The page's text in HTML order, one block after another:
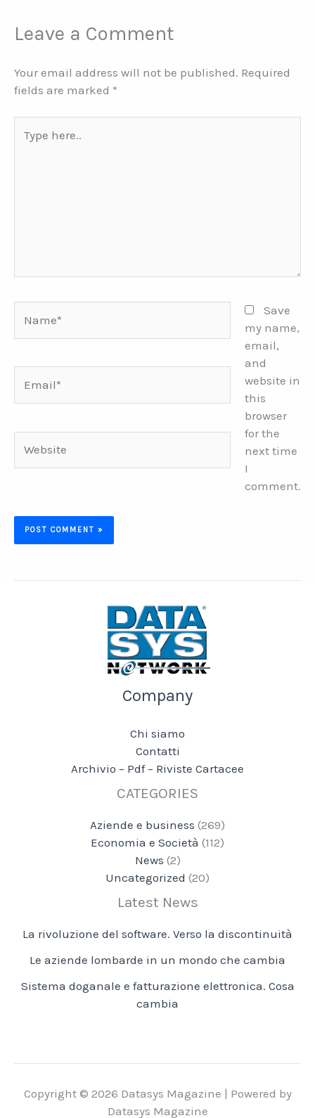
Leave a Comment
Your email address will not be published. Required
fields are marked *
here..
Save
my name,
email,
and
website in
this
browser
for the
next time
I
comment.
Company
Chi siamo
Contatti
Archivio – Pdf – Riviste Cartacee
CATEGORIES
Aziende e business (269)
Economia e Società (112)
News (2)
Uncategorized (20)
Latest News
La rivoluzione del software. Verso la discontinuità
Le aziende lombarde in un mondo che cambia
Sistema doganale e fatturazione elettronica. Cosa
cambia
Copyright © 2026 Datasys Magazine | Powered by
Datasys Magazine